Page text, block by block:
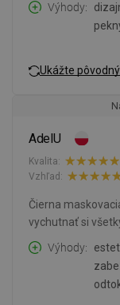
Výhody
Ukážte
AdelU
Kvalita:
Vzhľad:
Čierna
vychutnať si
Výhody